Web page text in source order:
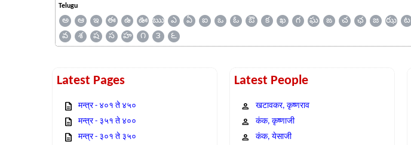
Telugu
అ ఆ ఇ ఈ ఉ ఊ ఋ ఎ ఏ ఐ ఒ ఓ ఔ క ఖ గ ఘ ఙ చ ఛ జ ఝ ట
వ
శ ష స హ ౧ ౩ ౬
Latest Pages
मन्त्र - ४०१ ते ४५०
मन्त्र - ३५१ ते ४००
मन्त्र - ३०१ ते ३५०
Latest People
खटावकर, कृष्णराव
कंक, कृष्णाजी
कंक, येसाजी